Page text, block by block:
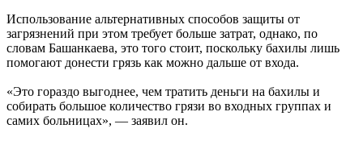
Использование альтернативных способов защиты от
загрязнений при этом требует больше затрат, однако, по
словам Башанкаева, это того стоит, поскольку бахилы лишь
помогают донести грязь как можно дальше от входа.
«Это гораздо выгоднее, чем тратить деньги на бахилы и
собирать большое количество грязи во входных группах и
самих больницах», — заявил он.